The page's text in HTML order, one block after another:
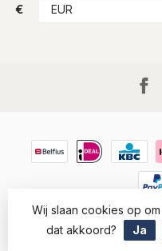
€
© Copyright 2026
Lightspeed-
Wij slaan cookies op
dat akkoord?
Ja